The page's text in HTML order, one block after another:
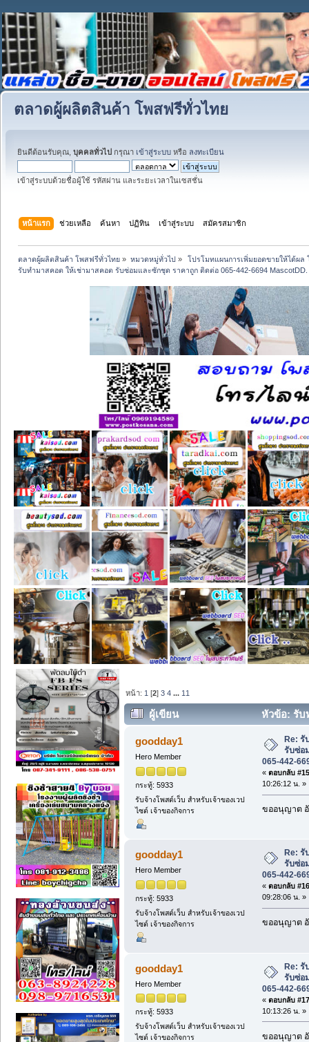
ตลาดผู้ผลิตสินค้า โพสฟรีทั่วไทย
ยินดีต้อนรับคุณ, บุคคลทั่วไป กรุณา เข้าสู่ระบบ หรือ ลงทะเบียน
เข้าสู่ระบบด้วยชื่อผู้ใช้ รหัสผ่าน และระยะเวลาในเซสชั่น
หน้าแรก ช่วยเหลือ ค้นหา ปฏิทิน เข้าสู่ระบบ สมัครสมาชิก
ตลาดผู้ผลิตสินค้า โพสฟรีทั่วไทย » หมวดหมู่ทั่วไป»
โปรโมทแผนการเพิ่มยอดขายให้ได้ผล
รับทำมาสคอต ให้เช่ามาสคอต รับซ่อมและซักชุด ราคาถูก ติดต่อ 065-442-6694 MascotDD.
หน้า: 1 [2]3 4 ... 11
ผู้เขียน
หัวข้อ: รับ
ติดต่อ 065-442-6694 MascotDD. (อ่าน
goodday1
Hero Member
กระทู้: 5933
รับจ้างโพสต์เว็บ สำหรับเจ้าของเวป
ไซต์ เจ้าของกิจการ
Re: รั
รับซ่อ
065-442-
« ตอบกลับ
10:26:12 น. »
ขออนุญาต
goodday1
Hero Member
กระทู้: 5933
รับจ้างโพสต์เว็บ สำหรับเจ้าของเวป
ไซต์ เจ้าของกิจการ
Re: รั
รับซ่อ
065-442-
« ตอบกลับ
09:28:06 น. »
ขออนุญาต
goodday1
Hero Member
กระทู้: 5933
รับจ้างโพสต์เว็บ สำหรับเจ้าของเวป
ไซต์ เจ้าของกิจการ
Re: รั
รับซ่อ
065-442-
« ตอบกลับ
10:13:26 น. »
ขออนุญาต